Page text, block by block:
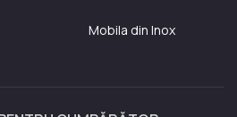
Mobila din Inox